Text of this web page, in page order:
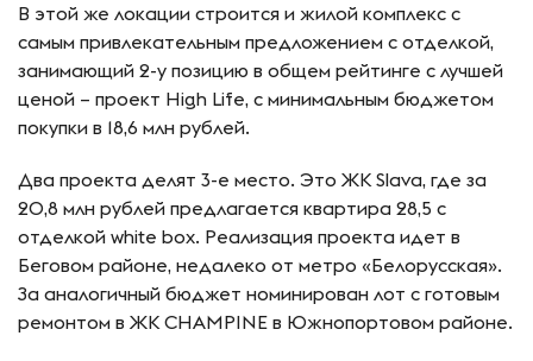
В этой же локации строится и жилой комплекс с
самым привлекательным предложением с отделкой,
занимающий 2-у позицию в общем рейтинге с лучшей
ценой – проект High Life, с минимальным бюджетом
покупки в 18,6 млн рублей.
Два проекта делят 3-е место. Это ЖК Slava, где за
20,8 млн рублей предлагается квартира 28,5 с
отделкой white box. Реализация проекта идет в
Беговом районе, недалеко от метро «Белорусская».
За аналогичный бюджет номинирован лот c готовым
ремонтом в ЖК CHAMPINE в Южнопортовом районе.